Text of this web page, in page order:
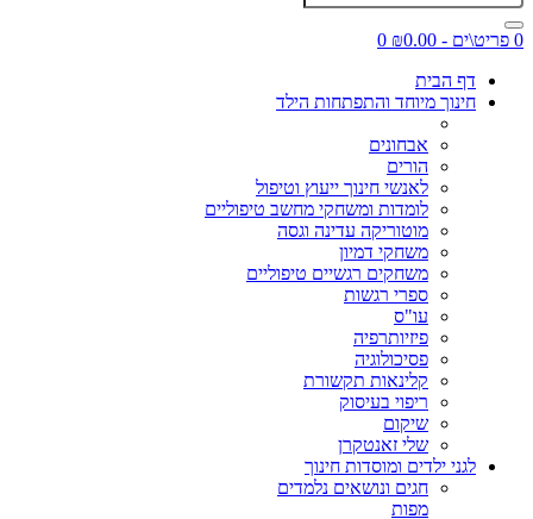
0 פריט\ים - ₪0.00
0
דף הבית
חינוך מיוחד והתפתחות הילד
אבחונים
הורים
לאנשי חינוך ייעוץ וטיפול
לומדות ומשחקי מחשב טיפוליים
מוטוריקה עדינה וגסה
משחקי דמיון
משחקים רגשיים טיפוליים
ספרי רגשות
עו"ס
פיזיותרפיה
פסיכולוגיה
קלינאות תקשורת
ריפוי בעיסוק
שיקום
שלי זאנטקרן
לגני ילדים ומוסדות חינוך
חגים ונושאים נלמדים
מפות